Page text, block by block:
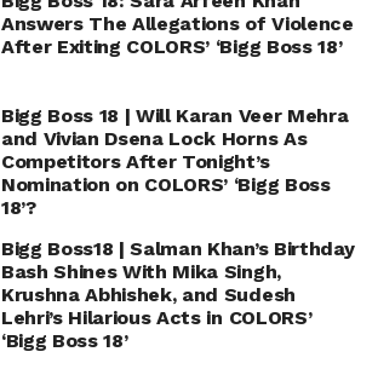
Answers The Allegations of Violence
After Exiting COLORS’ ‘Bigg Boss 18’
Bigg Boss 18 | Will Karan Veer Mehra
and Vivian Dsena Lock Horns As
Competitors After Tonight’s
Nomination on COLORS’ ‘Bigg Boss
18’?
Bigg Boss18 | Salman Khan’s Birthday
Bash Shines With Mika Singh,
Krushna Abhishek, and Sudesh
Lehri’s Hilarious Acts in COLORS’
‘Bigg Boss 18’